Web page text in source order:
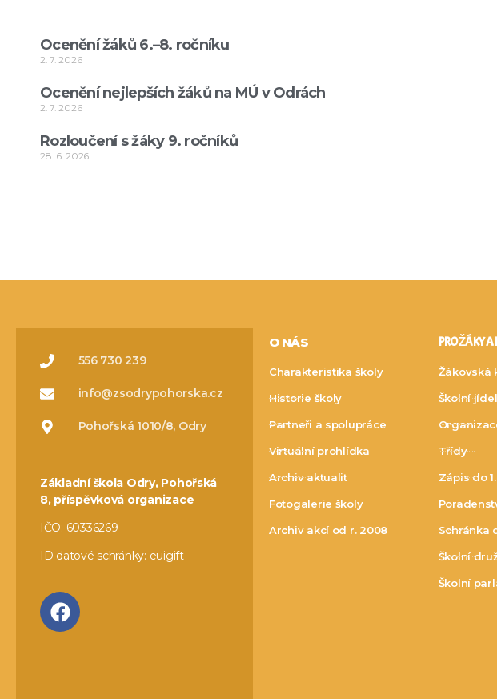
Ocenění žáků 6.–8. ročníku
2. 7. 2026
Ocenění nejlepších žáků na MÚ v Odrách
2. 7. 2026
Rozloučení s žáky 9. ročníků
28. 6. 2026
556 730 239
info@zsodrypohorska.cz
Pohořská 1010/8, Odry
Základní škola Odry, Pohořská
8, příspěvková organizace
IČO: 60336269
ID datové schránky: euigift
O NÁS
Charakteristika školy
Historie školy
Partneři a spolupráce
Virtuální prohlídka
Archiv aktualit
Fotogalerie školy
Archiv akcí od r. 2008
PRO ŽÁKY A
Žákovská
Školní
Třídy
Zápis do
Schránka
Školní
Školní